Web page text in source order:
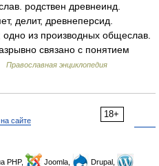
родствен древнеинд.
делит, древнеперсид.
одно из производных общеслав.
связано с понятием
Православная энциклопедия
18+
сайте
PHP, Joomla,
Drupal,